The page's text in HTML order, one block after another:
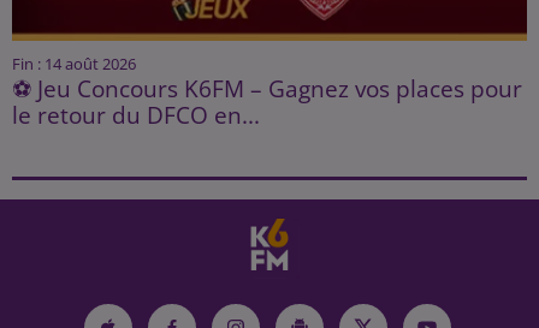
Fin : 14 août 2026
⚽ Jeu Concours K6FM – Gagnez vos places pour
le retour du DFCO en...